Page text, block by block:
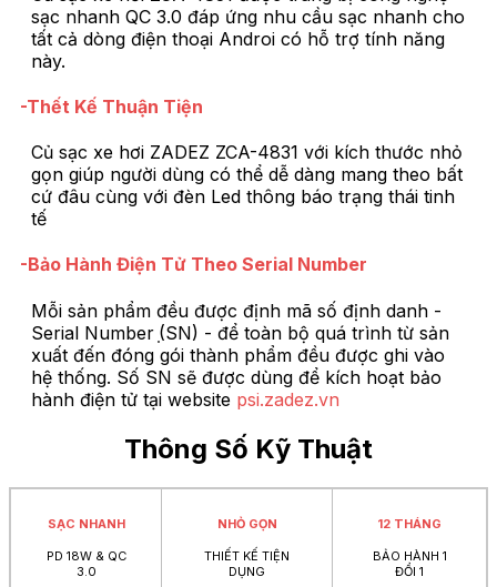
sạc nhanh QC 3.0 đáp ứng nhu cầu sạc nhanh cho
tất cả dòng điện thoại Androi có hỗ trợ tính năng
này.
-Thết Kế Thuận Tiện
Củ sạc xe hơi ZADEZ ZCA-4831 với kích thước nhỏ
gọn giúp người dùng có thể dễ dàng mang theo bất
cứ đâu cùng với đèn Led thông báo trạng thái tinh
tế
-Bảo Hành Điện Tử Theo Serial Number
Mỗi sản phẩm đều được định mã số định danh -
Serial Number ̣(SN) - để toàn bộ quá trình từ sản
xuất đến đóng gói thành phẩm đều được ghi vào
hệ thống. Số SN sẽ được dùng để kích hoạt bảo
hành điện tử tại website psi.zadez.vn
Thông Số Kỹ Thuật
SẠC NHANH
PD 18W & QC
3.0
NHỎ GỌN
THIẾT KẾ TIỆN
DỤNG
12 THÁNG
BẢO HÀNH 1
ĐỔI 1